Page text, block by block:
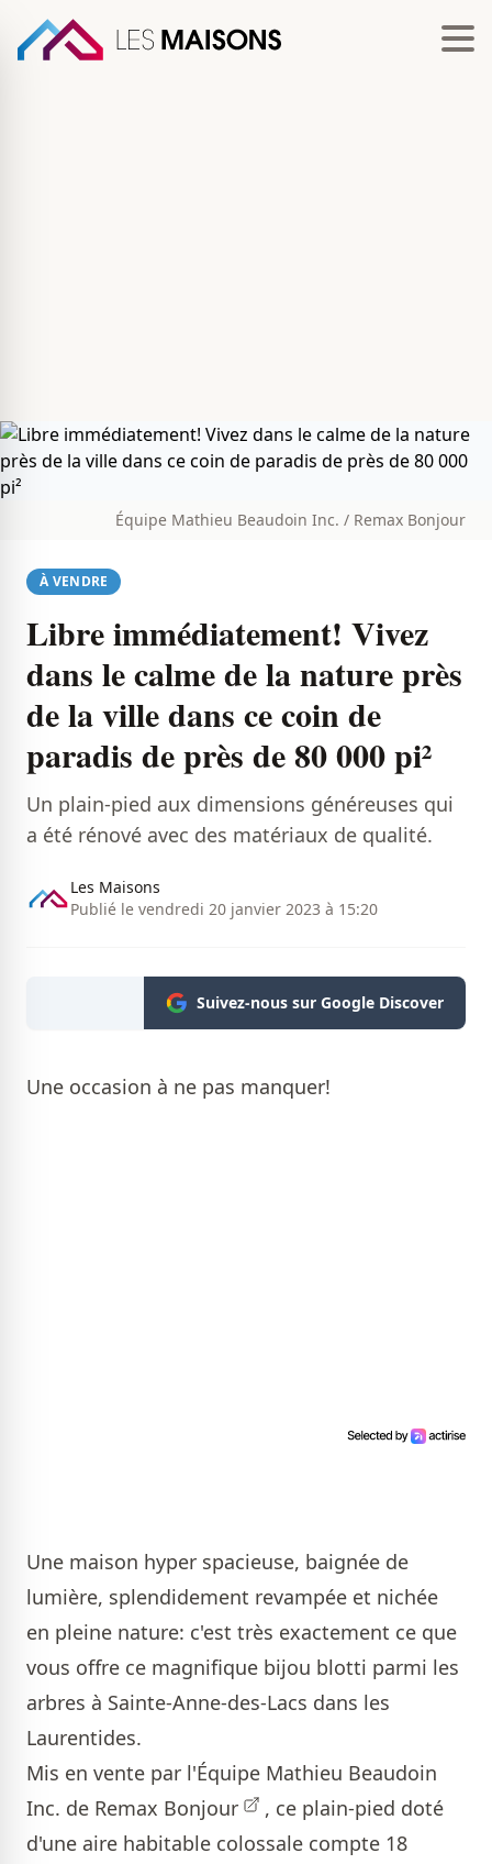
Équipe Mathieu Beaudoin Inc. / Remax Bonjour
À VENDRE
Libre immédiatement! Vivez
dans le calme de la nature près
de la ville dans ce coin de
paradis de près de 80 000 pi²
Un plain-pied aux dimensions généreuses qui
a été rénové avec des matériaux de qualité.
Les Maisons
Publié le vendredi 20 janvier 2023 à 15:20
Suivez-nous sur Google Discover
Une occasion à ne pas manquer!
Une maison hyper spacieuse, baignée de
lumière, splendidement revampée et nichée
en pleine nature: c'est très exactement ce que
vous offre ce magnifique bijou blotti parmi les
arbres à Sainte-Anne-des-Lacs dans les
Laurentides.
Mis en vente par l'Équipe Mathieu Beaudoin
Inc. de Remax Bonjour
, ce plain-pied doté
d'une aire habitable colossale compte 18